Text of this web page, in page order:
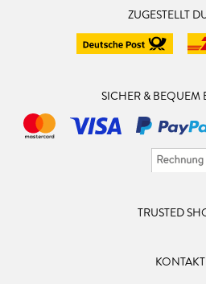
6. 2 . . . So funktioniert eine
6. 4 . . . Kameratypen . . . 142
6. 5 . . . Ausstattungsmerkmale . . .
ZUGESTELLT
SICHER & BEQUEM
TRUSTED
KONTAKT